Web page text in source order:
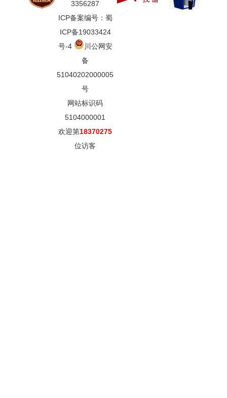
3356287
ICP备案编号：蜀
ICP备19033424
号-4
川公网安
备
51040202000005
号
网站标识码
5104000001
欢迎第18370275
位访客